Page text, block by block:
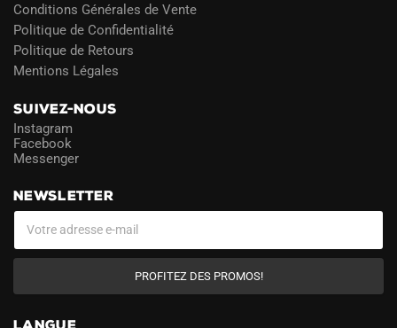
Conditions Générales de Vente
Politique de Confidentialité
Politique de Retours
Mentions Légales
SUIVEZ-NOUS
Instagram
Facebook
Messenger
NEWSLETTER
PROFITEZ DES PROMOS!